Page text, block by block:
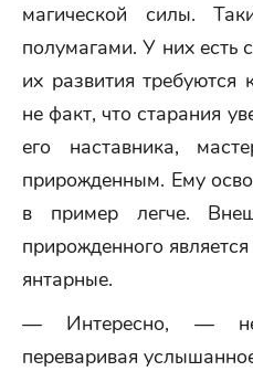
магической силы.
полумагами. У них есть
их развития требуются
не факт, что старания
его наставника,
прирожденным. Ему
в пример легче.
прирожденного
янтарные.
— Интересно, —
переваривая